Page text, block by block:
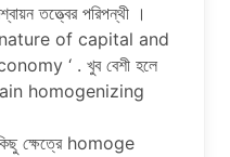
তত্ত্বের পরিপন্থী ।
nature of capital and
‘ . খুব বেশী হলে
homogenizing
ক্ষেত্রে homoge